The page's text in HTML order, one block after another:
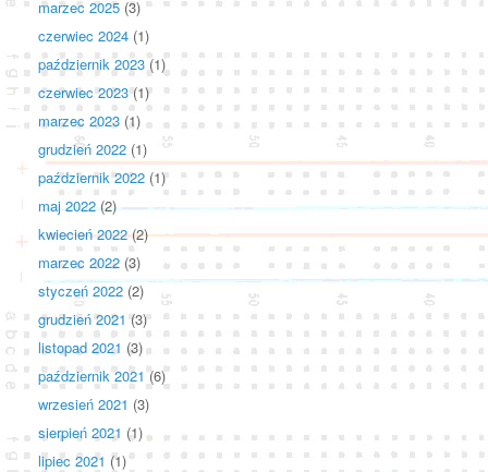
marzec 2025 (3)
czerwiec 2024 (1)
październik 2023(1)
czerwiec 2023(1)
marzec 2023 (1)
grudzień 2022 (1)
październik 2022 (1)
maj 2022(2)
kwiecień 2022(2)
marzec 2022 (3)
styczeń 2022 (2)
grudzień 2021 (3)
listopad 2021 (3)
październik 2021(6)
wrzesień 2021 (3)
sierpień 2021 (1)
lipiec 2021 (1)